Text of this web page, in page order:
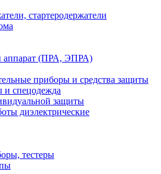
стартеродержатели
аппарат (ПРА, ЭПРА)
приборы и средства защиты
и спецодежда
защиты
диэлектрические
тестеры